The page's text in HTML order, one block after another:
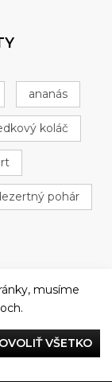
ananás
koláč
pohár
musíme
VŠETKO